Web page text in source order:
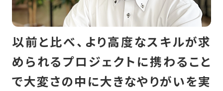
以前と比べ、より高度なスキルが求
められるプロジェクトに携わること
で大変さの中に大きなやりがいを実